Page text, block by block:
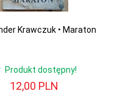
Krawczuk • Maraton
Produkt dostępny!
12,00 PLN